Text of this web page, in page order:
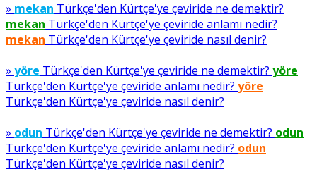
» mekan Türkçe'den Kürtçe'ye çeviride ne demektir?
mekan Türkçe'den Kürtçe'ye çeviride anlamı nedir?
mekan Türkçe'den Kürtçe'ye çeviride nasıl denir?
» yöre Türkçe'den Kürtçe'ye çeviride ne demektir? yöre
Türkçe'den Kürtçe'ye çeviride anlamı nedir? yöre
Türkçe'den Kürtçe'ye çeviride nasıl denir?
» odun Türkçe'den Kürtçe'ye çeviride ne demektir? odun
Türkçe'den Kürtçe'ye çeviride anlamı nedir? odun
Türkçe'den Kürtçe'ye çeviride nasıl denir?